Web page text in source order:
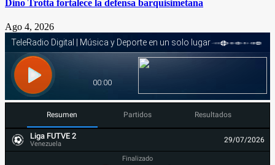
Dino Trotta fortalece la defensa barquisimetana
Ago 4, 2026
Resumen Partidos Resultados
Liga FUTVE 2
Venezuela 29/07/2026
Finalizado